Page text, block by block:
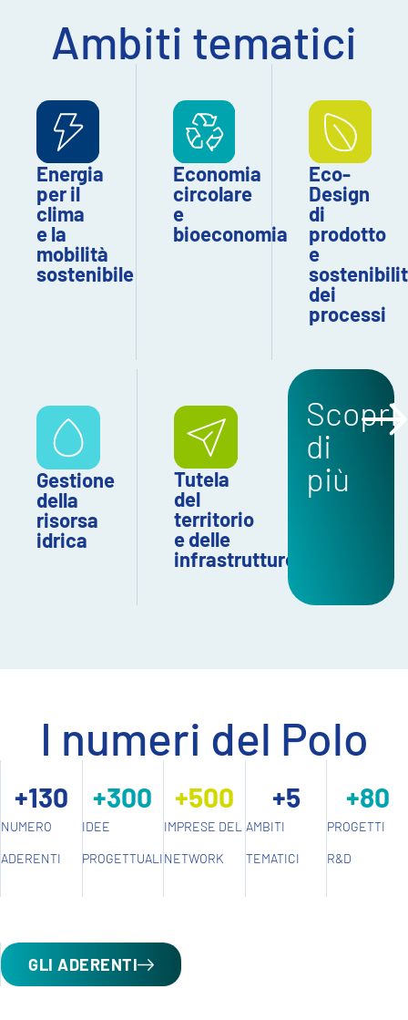
Ambiti tematici
Energia
per il
clima
e la
mobilità
sostenibile
Economia
circolare
e
bioeconomia
Eco-
Design
di
prodotto
e
dei
processi
Gestione
della
risorsa
idrica
Tutela
del
territorio
e delle
infrastrutture
Scopri
di
più
I numeri del Polo
NUMERO
ADERENTI
+130
IDEE
PROGETTUALI
+300
IMPRESE DEL
NETWORK
+500
AMBITI
TEMATICI
+5
PROGETTI
R&D
+80
GLI ADERENTI